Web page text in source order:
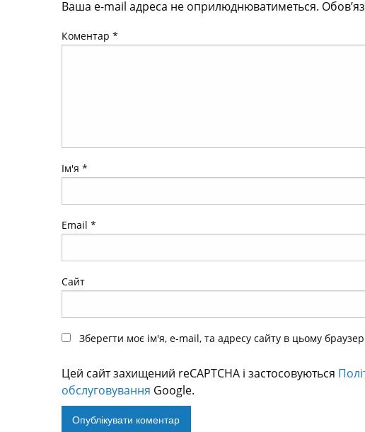
Ваша e-mail адреса не оприлюднюватиметься.
Коментар *
Ім'я *
Email *
Сайт
Зберегти моє ім'я, e-mail, та адресу сайту в цьому
Цей сайт захищений reCAPTCHA і застосовуються
обслуговування Google.